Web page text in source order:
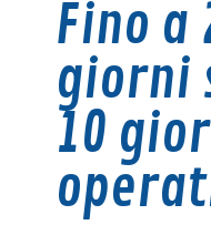
Fino a
giorni
10